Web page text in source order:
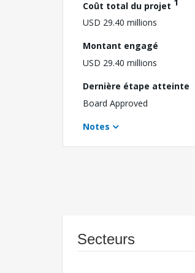
Coût total du projet
USD 29.40 millions
Montant engagé
USD 29.40 millions
Dernière étape atteinte
Board Approved
Notes
Secteurs